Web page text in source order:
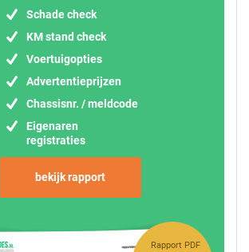
Schade check
KM stand check
Voertuigopties
Advertentieprijzen
Chassisnr. / meldcode
Eigenaren
registraties
bekijk rapport
Rapport PDF